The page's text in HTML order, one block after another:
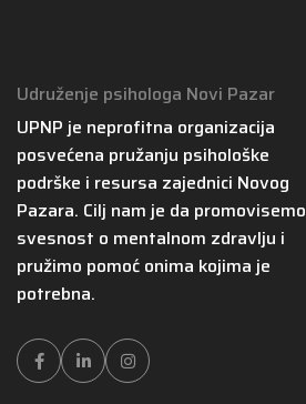
Udruženje psihologa Novi Pazar
UPNP je neprofitna organizacija
posvećena pružanju psihološke
podrške i resursa zajednici Novog
Pazara. Cilj nam je da promovisemo
svesnost o mentalnom zdravlju i
pružimo pomoć onima kojima je
potrebna.
FacebookLinkedInInstagram